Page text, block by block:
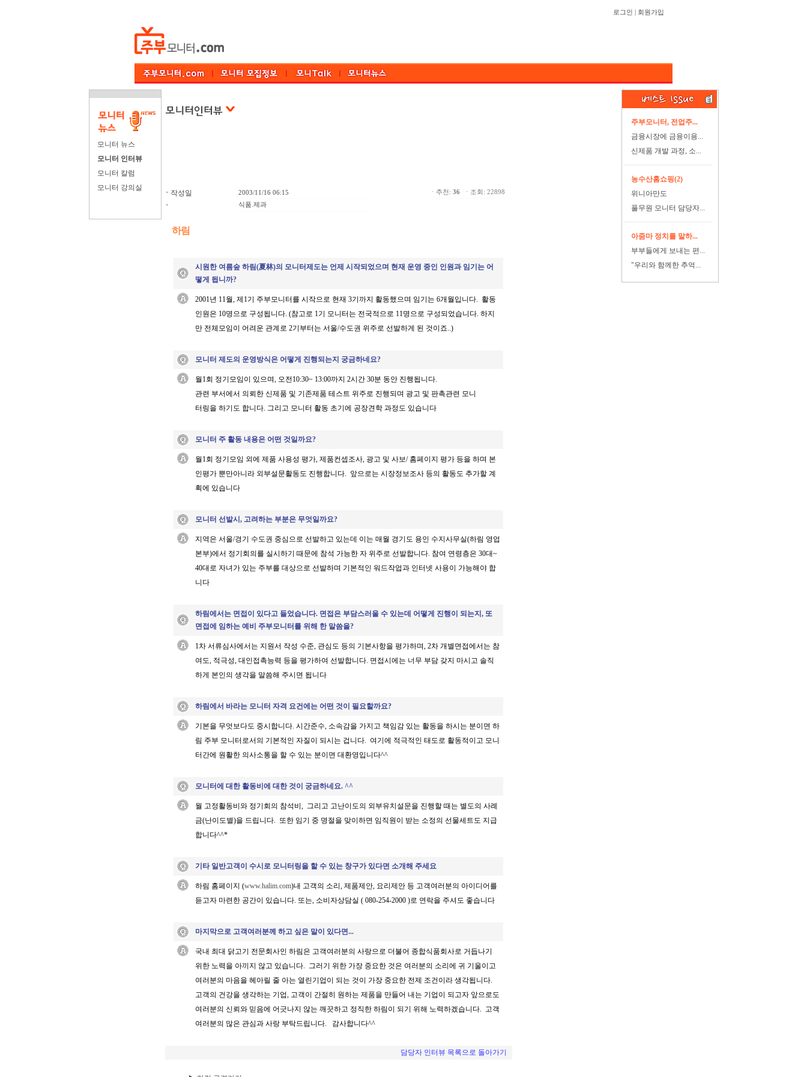
로그인 회원가입
모니터 뉴스
모니터 인터뷰
모니터 칼럼
모니터 강의실
ㆍ 작성일 2003/11/16 06:15
ㆍ 식품.제과
ㆍ추천: 36 ㆍ조회: 22898
하림
시원한 여름숲 하림(夏林)의 모니터제도는 언제 시작되었으며 현재 운영 중인 인원과 임기는 어
떻게 됩니까?
2001년 11월, 제1기 주부모니터를 시작으로 현재 3기까지 활동했으며 임기는 6개월입니다. 활동
인원은 10명으로 구성됩니다. (참고로 1기 모니터는 전국적으로 11명으로 구성되었습니다. 하지
만 전체모임이 어려운 관계로 2기부터는 서울/수도권 위주로 선발하게 된 것이죠..)
모니터 제도의 운영방식은 어떻게 진행되는지 궁금하네요?
월1회 정기모임이 있으며, 오전10:30~ 13:00까지 2시간 30분 동안 진행됩니다.
관련 부서에서 의뢰한 신제품 및 기존제품 테스트 위주로 진행되며 광고 및 판촉관련 모니
터링을 하기도 합니다. 그리고 모니터 활동 초기에 공장견학 과정도 있습니다
모니터 주 활동 내용은 어떤 것일까요?
월1회 정기모임 외에 제품 사용성 평가, 제품컨셉조사, 광고 및 사보/ 홈페이지 평가 등을 하며 본
인평가 뿐만아니라 외부설문활동도 진행합니다. 앞으로는 시장정보조사 등의 활동도 추가할 계
획에 있습니다
모니터 선발시, 고려하는 부분은 무엇일까요?
지역은 서울/경기 수도권 중심으로 선발하고 있는데 이는 매월 경기도 용인 수지사무실(하림 영업
본부)에서 정기회의를 실시하기 때문에 참석 가능한 자 위주로 선발합니다. 참여 연령층은 30대~
40대로 자녀가 있는 주부를 대상으로 선발하며 기본적인 워드작업과 인터넷 사용이 가능해야 합
니다
하림에서는 면접이 있다고 들었습니다. 면접은 부담스러울 수 있는데 어떻게 진행이 되는지, 또
면접에 임하는 예비 주부모니터를 위해 한 말씀을?
1차 서류심사에서는 지원서 작성 수준, 관심도 등의 기본사항을 평가하며, 2차 개별면접에서는 참
여도, 적극성, 대인접촉능력 등을 평가하여 선발합니다. 면접시에는 너무 부담 갖지 마시고 솔직
하게 본인의 생각을 말씀해 주시면 됩니다
하림에서 바라는 모니터 자격 요건에는 어떤 것이 필요할까요?
기본을 무엇보다도 중시합니다. 시간준수, 소속감을 가지고 책임감 있는 활동을 하시는 분이면 하
림 주부 모니터로서의 기본적인 자질이 되시는 겁니다. 여기에 적극적인 태도로 활동적이고 모니
터간에 원활한 의사소통을 할 수 있는 분이면 대환영입니다^^
모니터에 대한 활동비에 대한 것이 궁금하네요. ^^
월 고정활동비와 정기회의 참석비, 그리고 고난이도의 외부유치설문을 진행할 때는 별도의 사례
금(난이도별)을 드립니다. 또한 임기 중 명절을 맞이하면 임직원이 받는 소정의 선물세트도 지급
합니다^^*
기타 일반고객이 수시로 모니터링을 할 수 있는 창구가 있다면 소개해 주세요
하림 홈페이지 (www.halim.com)내 고객의 소리, 제품제안, 요리제안 등 고객여러분의 아이디어를
듣고자 마련한 공간이 있습니다. 또는, 소비자상담실 ( 080-254-2000 )로 연락을 주셔도 좋습니다
마지막으로 고객여러분께 하고 싶은 말이 있다면...
국내 최대 닭고기 전문회사인 하림은 고객여러분의 사랑으로 더불어 종합식품회사로 거듭나기
위한 노력을 아끼지 않고 있습니다. 그러기 위한 가장 중요한 것은 여러분의 소리에 귀 기울이고
여러분의 마음을 헤아릴 줄 아는 열린기업이 되는 것이 가장 중요한 전제 조건이라 생각됩니다.
고객의 건강을 생각하는 기업, 고객이 간절히 원하는 제품을 만들어 내는 기업이 되고자 앞으로도
여러분의 신뢰와 믿음에 어긋나지 않는 깨끗하고 정직한 하림이 되기 위해 노력하겠습니다. 고객
여러분의 많은 관심과 사랑 부탁드립니다. 감사합니다^^
담당자 인터뷰 목록으로 돌아가기
주부모니터, 전업주...
금융시장에 금융이용...
신제품 개발 과정, 소...
농수산홈쇼핑(2)
위니아만도
풀무원 모니터 담당자...
아줌마 정치를 말하...
부부들에게 보내는 편...
"우리와 함께한 추억...